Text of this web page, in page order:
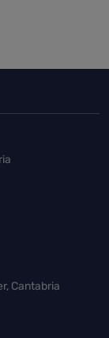
Cantabria